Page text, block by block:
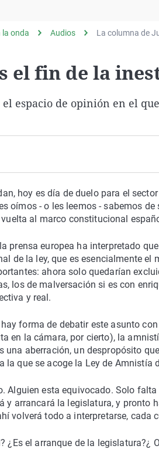
ViudaNavarra
la onda Audios La columna de
el fin de la
espacio de opinión en el
hoy es día de duelo para el
oímos - o les leemos - sabemos
al marco constitucional
prensa europea ha interpretado
de la ley, que es esencialmente el
ahora solo quedarían
los de malversación si es con
y real.
forma de debatir este asunto
en la cámara, por cierto), la
aberración, un despropósito
la que se acoge la Ley de Amnistía
Alguien esta equivocado. Solo
y arrancará la legislatura, y pronto
volverá todo a interpretarse, cada
¿Es el arranque de la legislatura?¿